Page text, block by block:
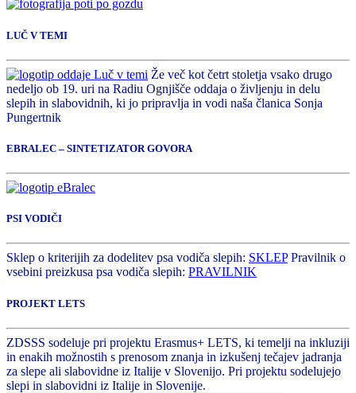
LUČ V TEMI
Že več kot četrt stoletja vsako drugo
nedeljo ob 19. uri na Radiu Ognjišče oddaja o življenju in delu
slepih in slabovidnih, ki jo pripravlja in vodi naša članica Sonja
Pungertnik
EBRALEC – SINTETIZATOR GOVORA
PSI VODIČI
Sklep o kriterijih za dodelitev psa vodiča slepih: SKLEPPravilnik o
vsebini preizkusa psa vodiča slepih: PRAVILNIK
PROJEKT LETS
ZDSSS sodeluje pri projektu Erasmus+ LETS, ki temelji na inkluziji
in enakih možnostih s prenosom znanja in izkušenj tečajev jadranja
za slepe ali slabovidne iz Italije v Slovenijo. Pri projektu sodelujejo
slepi in slabovidni iz Italije in Slovenije.